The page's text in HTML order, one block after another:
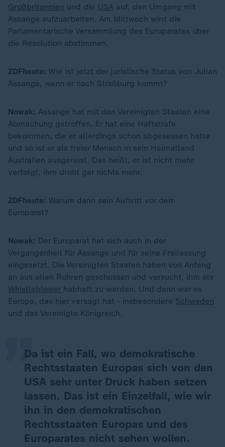
Großbritannien und die USA auf, den Umgang mit
Assange aufzuarbeiten. Am Mittwoch wird die
Parlamentarische Versammlung des Europarates über
die Resolution abstimmen.
ZDFheute: Wie ist jetzt der juristische Status von Julian
Assange, wenn er nach Straßburg kommt?
Nowak: Assange hat mit den Vereinigten Staaten eine
Abmachung getroffen. Er hat eine Haftstrafe
bekommen, die er allerdings schon abgesessen hatte
und so ist er als freier Mensch in sein Heimatland
Australien ausgereist. Das heißt, er ist nicht mehr
verfolgt, ihm droht gar nichts mehr.
ZDFheute: Warum dann sein Auftritt vor dem
Europarat?
Nowak: Der Europarat hat sich auch in der
Vergangenheit für Assange und für seine Freilassung
eingesetzt. Die Vereinigten Staaten haben von Anfang
an aus allen Rohren geschossen und versucht, ihm als
Whistleblower habhaft zu werden. Und dann war es
Europa, das hier versagt hat - insbesondere Schweden
und das Vereinigte Königreich.
Da ist ein Fall, wo demokratische
Rechtsstaaten Europas sich von den
USA sehr unter Druck haben setzen
lassen. Das ist ein Einzelfall, wie wir
ihn in den demokratischen
Rechtsstaaten Europas und des
Europarates nicht sehen wollen.
„